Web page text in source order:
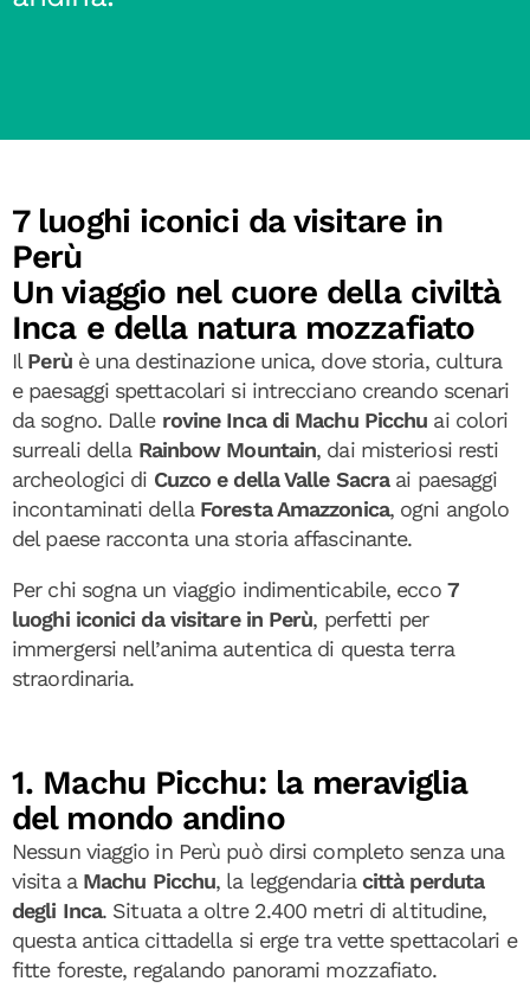
7 luoghi iconici da visitare in
Perù
Un viaggio nel cuore della civiltà
Inca e della natura mozzafiato
Il Perùè una destinazione unica, dove storia, cultura
e paesaggi spettacolari si intrecciano creando scenari
da sogno. Dalle rovine Inca di Machu Picchu ai colori
surreali della Rainbow Mountain, dai misteriosi resti
archeologici di Cuzco e della Valle Sacraai paesaggi
incontaminati della Foresta Amazzonica, ogni angolo
del paese racconta una storia affascinante.
Per chi sogna un viaggio indimenticabile, ecco 7
luoghi iconici da visitare in Perù, perfetti per
immergersi nell’anima autentica di questa terra
straordinaria.
1. Machu Picchu: la meraviglia
del mondo andino
Nessun viaggio in Perù può dirsi completo senza una
visita a Machu Picchu, la leggendaria città perduta
degli Inca. Situata a oltre 2.400 metri di altitudine,
questa antica cittadella si erge tra vette spettacolari e
fitte foreste, regalando panorami mozzafiato.